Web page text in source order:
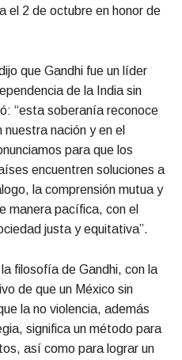
el 2 de octubre en honor de
que Gandhi fue un líder
de la India sin
“esta soberanía reconoce
nación y en el
para que los
encuentren soluciones a
la comprensión mutua y
manera pacífica, con el
justa y equitativa”.
filosofía de Gandhi, con la
de que un México sin
la no violencia, además
significa un método para
así como para lograr un